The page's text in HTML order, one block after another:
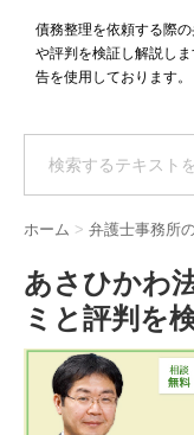
債務整理を依頼する際
や評判を検証し解説
告を使用しております。
ホーム > 弁護士事務所
あさひかわ
ミと評判を